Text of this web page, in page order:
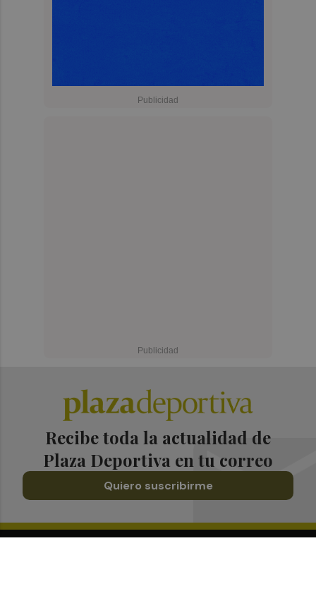
Recibe toda la actualidad de
Plaza Deportiva en tu correo
Quiero suscribirme